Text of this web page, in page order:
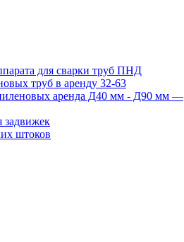
для сварки труб ПНД
труб в аренду 32-63
аренда Д40 мм - Д90 мм —
задвижек
штоков